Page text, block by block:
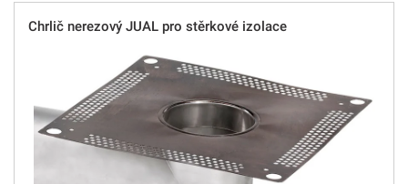
Chrlič nerezový JUAL pro stěrkové izolace